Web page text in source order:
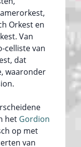
Orkest en
Van
celliste van
dat
waaronder
het Gordion
op met
van